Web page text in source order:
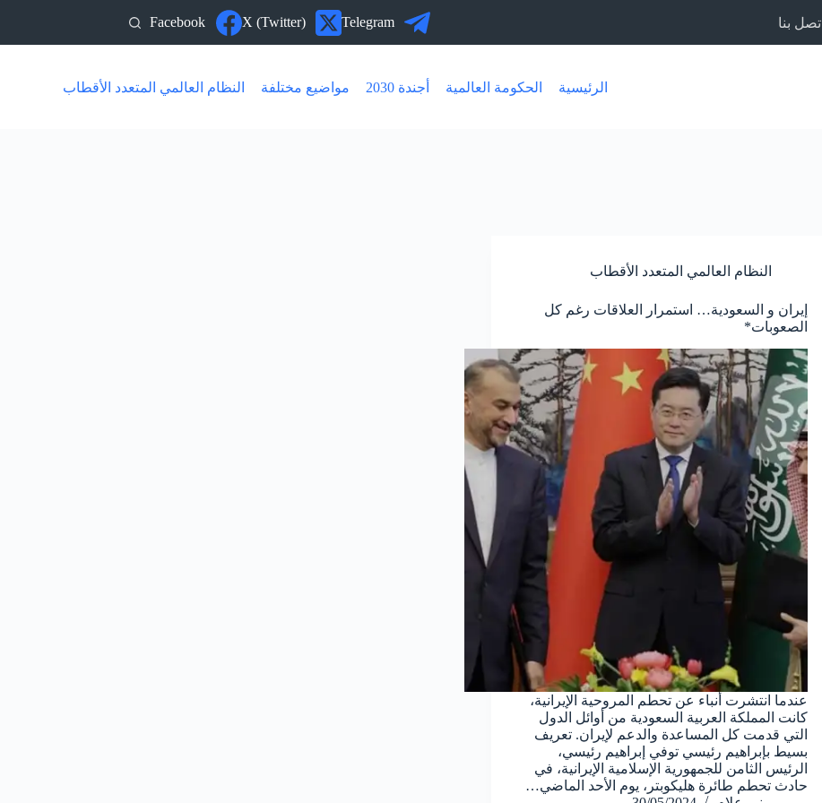
اتصل بنا Telegram
X (Twitter)
Facebook
الرئيسية الحكومة العالمية أجندة 2030 مواضيع مختلفة النظام العالمي المتعدد الأقطاب
النظام العالمي المتعدد الأقطاب
إيران و السعودية… استمرار العلاقات رغم كل
الصعوبات*
عندما انتشرت أنباء عن تحطم المروحية الإيرانية،
كانت المملكة العربية السعودية من أوائل الدول
التي قدمت كل المساعدة والدعم لإيران. تعريف
بسيط بإبراهيم رئيسي توفي إبراهيم رئيسي،
الرئيس الثامن للجمهورية الإسلامية الإيرانية، في
حادث تحطم طائرة هليكوبتر، يوم الأحد الماضي…